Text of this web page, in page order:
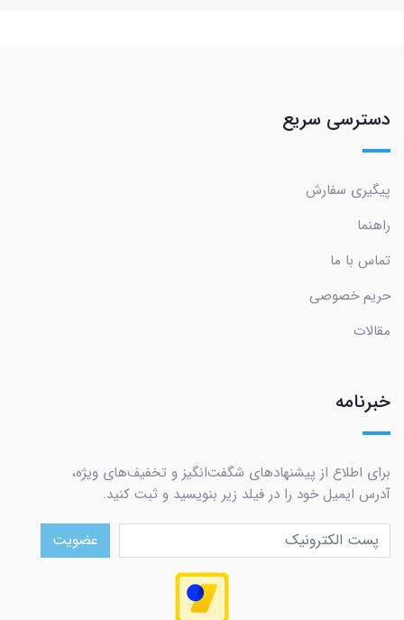
دسترسی سریع
پیگیری سفارش
راهنما
تماس با ما
حریم خصوصی
مقالات
خبرنامه
برای اطلاع از پیشنهادهای شگفت‌انگیز و تخفیف‌های ویژه،
آدرس ایمیل خود را در فیلد زیر بنویسید و ثبت کنید.
عضویت